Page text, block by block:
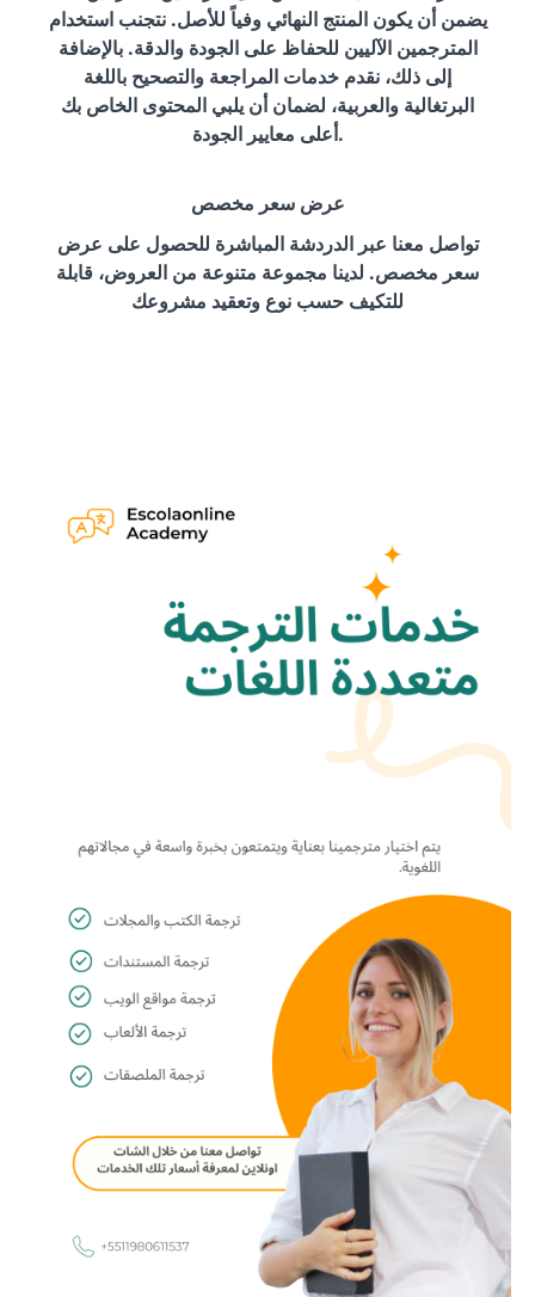
يضمن أن يكون المنتج النهائي وفياً للأصل. نتجنب استخدام
المترجمين الآليين للحفاظ على الجودة والدقة. بالإضافة
إلى ذلك، نقدم خدمات المراجعة والتصحيح باللغة
البرتغالية والعربية، لضمان أن يلبي المحتوى الخاص بك
أعلى معايير الجودة.
عرض سعر مخصص
تواصل معنا عبر الدردشة المباشرة للحصول على عرض
سعر مخصص. لدينا مجموعة متنوعة من العروض، قابلة
للتكيف حسب نوع وتعقيد مشروعك